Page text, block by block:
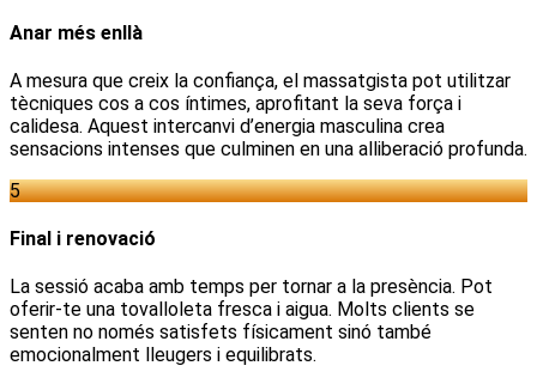
Anar més enllà
A mesura que creix la confiança, el massatgista pot utilitzar
tècniques cos a cos íntimes, aprofitant la seva força i
calidesa. Aquest intercanvi d’energia masculina crea
sensacions intenses que culminen en una alliberació profunda.
5
Final i renovació
La sessió acaba amb temps per tornar a la presència. Pot
oferir-te una tovalloleta fresca i aigua. Molts clients se
senten no només satisfets físicament sinó també
emocionalment lleugers i equilibrats.